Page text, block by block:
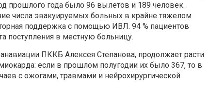
прошлого года было 96 вылетов и 189 человек.
числа эвакуируемых больных в крайне тяжелом
поддержка с помощью ИВЛ. 94 % пациентов
поступления в местную больницу.
ПККБ Алексея Степанова, продолжает расти
если в прошлом полугодии их было 367, то в
с ожогами, травмами и нейрохирургической